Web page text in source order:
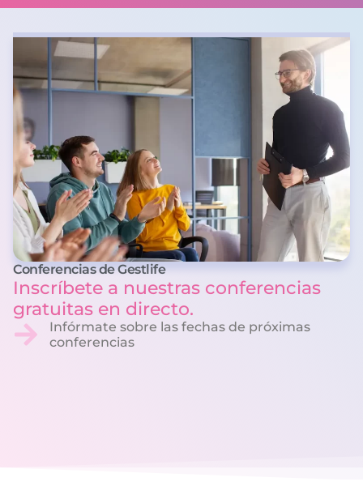
Conferencias de Gestlife
Inscríbete a nuestras conferencias
gratuitas en directo.
Infórmate sobre las fechas de próximas
conferencias